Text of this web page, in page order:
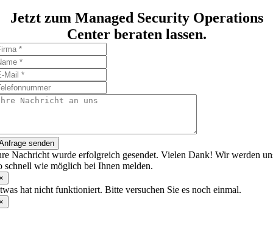
Jetzt zum Managed Security Operations
Center beraten lassen.
senden
Nachricht wurde erfolgreich gesendet. Vielen Dank! Wir werden
schnell wie möglich bei Ihnen melden.
hat nicht funktioniert. Bitte versuchen Sie es noch einmal.